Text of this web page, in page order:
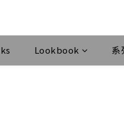
Lookbook 系